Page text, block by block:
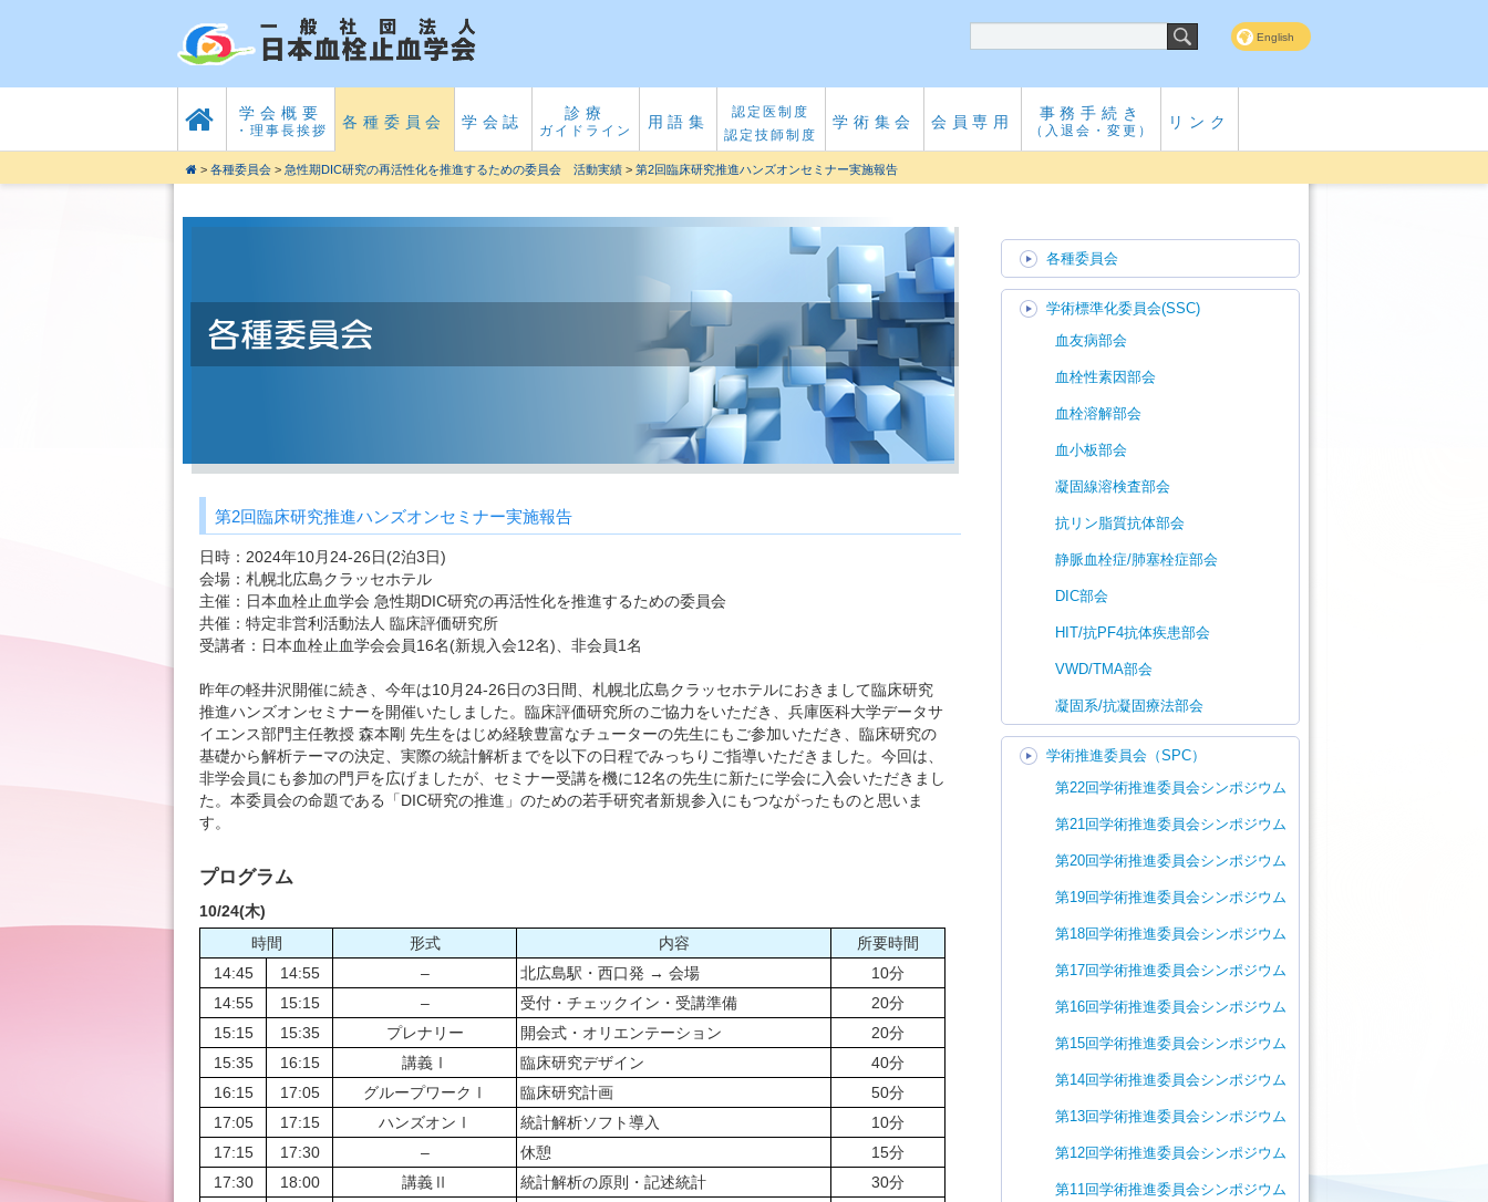
English
学会概要
・理事長挨拶 各種委員会 学会誌 診療
ガイドライン 用語集
認定医制度
認定技師制度
学術集会 会員専用 事務手続き
（入退会・変更） リンク
> 各種委員会 > 急性期DIC研究の再活性化を推進するための委員会 活動実績 > 第2回臨床研究推進ハンズオンセミナー実施報告
第2回臨床研究推進ハンズオンセミナー実施報告
日時：2024年10月24-26日(2泊3日)
会場：札幌北広島クラッセホテル
主催：日本血栓止血学会 急性期DIC研究の再活性化を推進するための委員会
共催：特定非営利活動法人 臨床評価研究所
受講者：日本血栓止血学会会員16名(新規入会12名)、非会員1名
昨年の軽井沢開催に続き、今年は10月24-26日の3日間、札幌北広島クラッセホテルにおきまして臨床研究
推進ハンズオンセミナーを開催いたしました。臨床評価研究所のご協力をいただき、兵庫医科大学データサ
イエンス部門主任教授 森本剛 先生をはじめ経験豊富なチューターの先生にもご参加いただき、臨床研究の
基礎から解析テーマの決定、実際の統計解析までを以下の日程でみっちりご指導いただきました。今回は、
非学会員にも参加の門戸を広げましたが、セミナー受講を機に12名の先生に新たに学会に入会いただきまし
た。本委員会の命題である「DIC研究の推進」のための若手研究者新規参入にもつながったものと思いま
す。
プログラム
10/24(木)
時間
形式 内容
所要時間
14:45
14:55 – 北広島駅・西口発 → 会場
10分
14:55
15:15 – 受付・チェックイン・受講準備
20分
15:15
15:35 プレナリー 開会式・オリエンテーション
20分
15:35
16:15 講義Ⅰ 臨床研究デザイン
40分
16:15
17:05 グループワークⅠ 臨床研究計画
50分
17:05
17:15 ハンズオンⅠ 統計解析ソフト導入
10分
17:15
17:30 – 休憩
15分
17:30
18:00 講義Ⅱ 統計解析の原則・記述統計
30分
各種委員会
学術標準化委員会(SSC)
血友病部会
血栓性素因部会
血栓溶解部会
血小板部会
凝固線溶検査部会
抗リン脂質抗体部会
静脈血栓症/肺塞栓症部会
DIC部会
HIT/抗PF4抗体疾患部会
VWD/TMA部会
凝固系/抗凝固療法部会
学術推進委員会（SPC）
第22回学術推進委員会シンポジウム
第21回学術推進委員会シンポジウム
第20回学術推進委員会シンポジウム
第19回学術推進委員会シンポジウム
第18回学術推進委員会シンポジウム
第17回学術推進委員会シンポジウム
第16回学術推進委員会シンポジウム
第15回学術推進委員会シンポジウム
第14回学術推進委員会シンポジウム
第13回学術推進委員会シンポジウム
第12回学術推進委員会シンポジウム
第11回学術推進委員会シンポジウム